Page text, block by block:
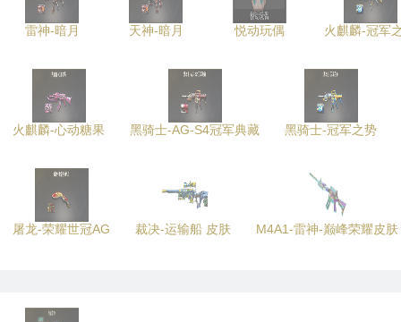
雷神-暗月 天神-暗月 悦动玩偶 火麒麟-冠军
火麒麟-心动糖果 黑骑士-AG-S4冠军典藏 黑骑士-冠军之势
屠龙-荣耀世冠AG 裁决-运输船 皮肤 M4A1-雷神-巅峰荣耀皮肤